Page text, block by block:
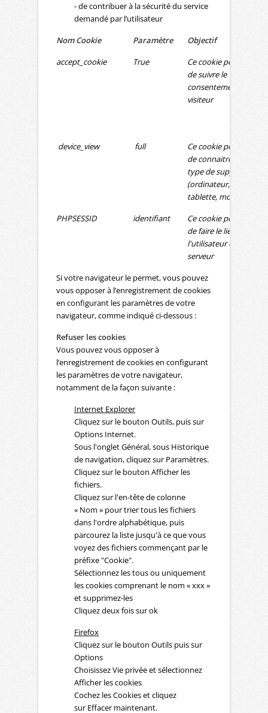
- de contribuer à la sécurité du service
demandé par l’utilisateur
Nom Cookie
Paramètre Objectif
accept_cookie
True
Ce cookie permet
de suivre le
consentement du
visiteur
device_view
full
Ce cookie permet
de connaitre le
type de support
(ordinateur,
tablette, mobile)
PHPSESSID
identifiant
Ce cookie permet
de faire le lien entre
l'utilisateur et le
serveur
Si votre navigateur le permet, vous pouvez
vous opposer à l’enregistrement de cookies
en configurant les paramètres de votre
navigateur, comme indiqué ci-dessous :
Refuser les cookies
Vous pouvez vous opposer à
l’enregistrement de cookies en configurant
les paramètres de votre navigateur,
notamment de la façon suivante :
Internet Explorer
Cliquez sur le bouton Outils, puis sur
Options Internet.
Sous l'onglet Général, sous Historique
de navigation, cliquez sur Paramètres.
Cliquez sur le bouton Afficher les
fichiers.
Cliquez sur l'en-tête de colonne
« Nom » pour trier tous les fichiers
dans l'ordre alphabétique, puis
parcourez la liste jusqu'à ce que vous
voyez des fichiers commençant par le
préfixe "Cookie".
Sélectionnez les tous ou uniquement
les cookies comprenant le nom « xxx »
et supprimez-les
Cliquez deux fois sur ok
Firefox
Cliquez sur le bouton Outils puis sur
Options
Choisissez Vie privée et sélectionnez
Afficher les cookies
Cochez les Cookies et cliquez
sur Effacer maintenant.